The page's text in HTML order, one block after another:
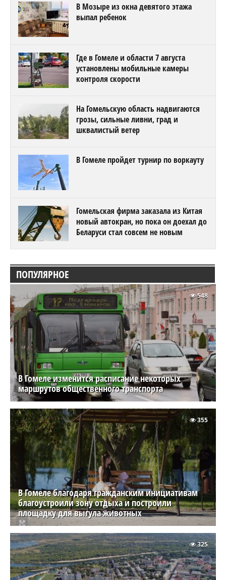
В Мозыре из окна девятого этажа
выпал ребенок
Где в Гомеле и области 7 августа
установлены мобильные камеры
контроля скорости
На Гомельскую область надвигаются
грозы, сильные ливни, град и
шквалистый ветер
В Гомеле пройдет турнир по воркауту
Гомельская фирма заказала из Китая
новый автокран, но пока он доехал до
Беларуси стал совсем не новым
ПОПУЛЯРНОЕ
В Гомеле изменится расписание некоторых
маршрутов общественного транспорта
548
В Гомеле благодаря гражданским инициативам
благоустроили зону отдыха и построили
площадку для выгула животных
355
325